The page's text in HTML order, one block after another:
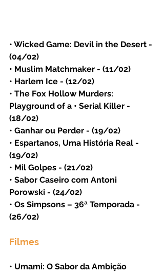
• Wicked Game: Devil in the Desert -
(04/02)
• Muslim Matchmaker - (11/02)
• Harlem Ice - (12/02)
• The Fox Hollow Murders:
Playground of a • Serial Killer -
(18/02)
• Ganhar ou Perder - (19/02)
• Espartanos, Uma História Real -
(19/02)
• Mil Golpes - (21/02)
• Sabor Caseiro com Antoni
Porowski - (24/02)
• Os Simpsons – 36ª Temporada -
(26/02)
Filmes
• Umami: O Sabor da Ambição